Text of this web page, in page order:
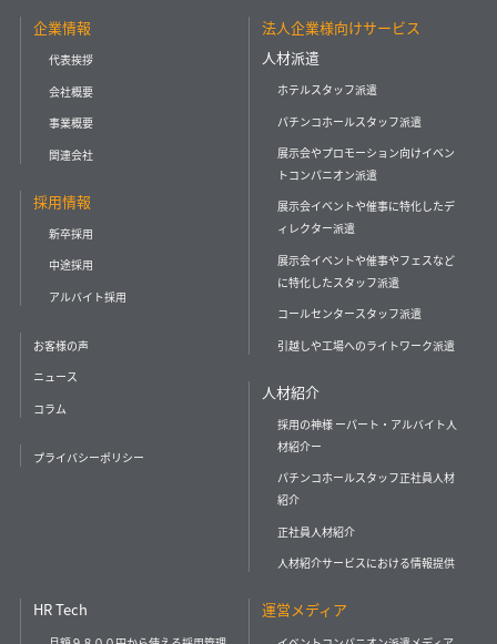
企業情報
代表挨拶
会社概要
事業概要
関連会社
採用情報
新卒採用
中途採用
アルバイト採用
お客様の声
ニュース
コラム
プライバシーポリシー
法人企業様向けサービス
人材派遣
ホテルスタッフ派遣
パチンコホールスタッフ派遣
展示会やプロモーション向けイベン
トコンパニオン派遣
展示会イベントや催事に特化したデ
ィレクター派遣
展示会イベントや催事やフェスなど
に特化したスタッフ派遣
コールセンタースタッフ派遣
引越しや工場へのライトワーク派遣
人材紹介
採用の神様 ーパート・アルバイト人
材紹介ー
パチンコホールスタッフ正社員人材
紹介
正社員人材紹介
人材紹介サービスにおける情報提供
HR Tech 運営メディア